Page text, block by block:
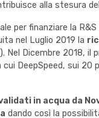
alla stesura
per finanziare la
nel Luglio 2019 la
Nel Dicembre 2018,
cui DeepSpeed, sui
in acqua da
dando così la